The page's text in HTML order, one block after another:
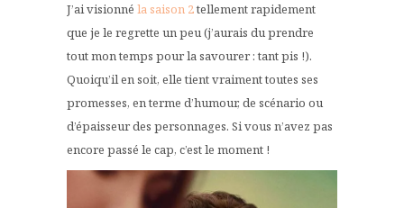
J’ai visionné la saison 2tellement rapidement
que je le regrette un peu (j’aurais du prendre
tout mon temps pour la savourer : tant pis !).
Quoiqu’il en soit, elle tient vraiment toutes ses
promesses, en terme d’humour, de scénario ou
d’épaisseur des personnages. Si vous n’avez pas
encore passé le cap, c’est le moment !